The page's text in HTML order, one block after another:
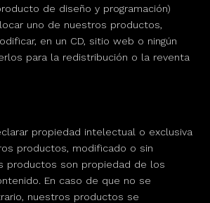
de diseño y programación)
uno de nuestros productos,
en un CD, sitio web o ningún
para la redistribución o la reventa
propiedad intelectual o exclusiva
productos, modificado o sin
productos son propiedad de los
En caso de que no se
nuestros productos se